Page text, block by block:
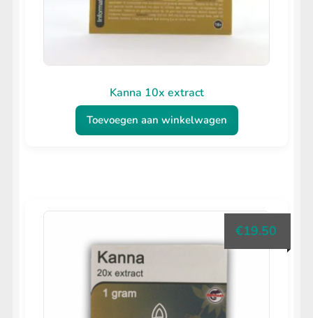
Kanna 10x extract
Toevoegen aan winkelwagen
€19.50